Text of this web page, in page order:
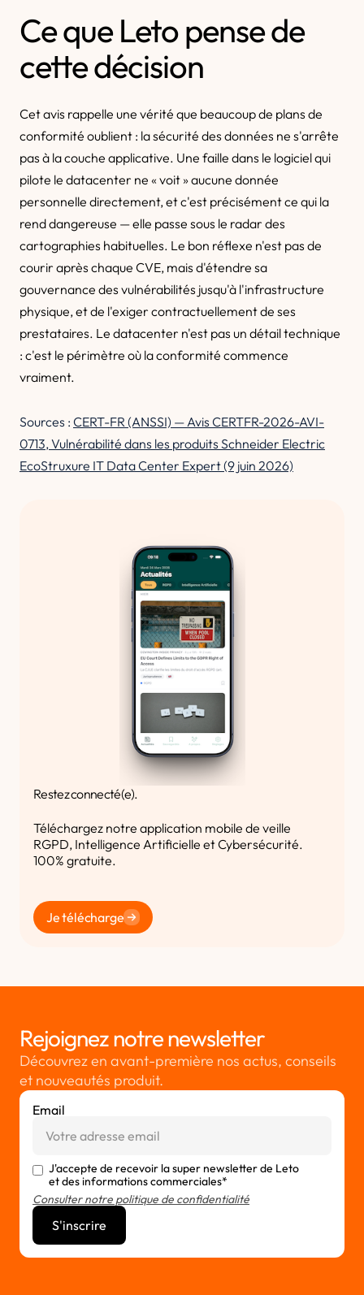
Ce que Leto pense de
cette décision
Cet avis rappelle une vérité que beaucoup de plans de
conformité oublient : la sécurité des données ne s'arrête
pas à la couche applicative. Une faille dans le logiciel qui
pilote le datacenter ne « voit » aucune donnée
personnelle directement, et c'est précisément ce qui la
rend dangereuse — elle passe sous le radar des
cartographies habituelles. Le bon réflexe n'est pas de
courir après chaque CVE, mais d'étendre sa
gouvernance des vulnérabilités jusqu'à l'infrastructure
physique, et de l'exiger contractuellement de ses
prestataires. Le datacenter n'est pas un détail technique
: c'est le périmètre où la conformité commence
vraiment.
Sources : CERT-FR (ANSSI) — Avis CERTFR-2026-AVI-
0713, Vulnérabilité dans les produits Schneider Electric
EcoStruxure IT Data Center Expert (9 juin 2026)
Restez connecté(e).
Téléchargez notre application mobile de veille
RGPD, Intelligence Artificielle et Cybersécurité.
100% gratuite.
Je télécharge
Rejoignez notre newsletter
Découvrez en avant-première nos actus, conseils
et nouveautés produit.
Email
J'accepte de recevoir la super newsletter de Leto
et des informations commerciales*
Consulter notre politique de confidentialité